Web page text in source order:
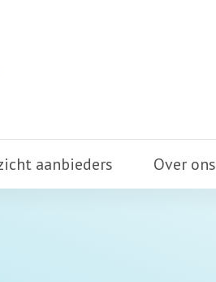
aanbieders Over ons